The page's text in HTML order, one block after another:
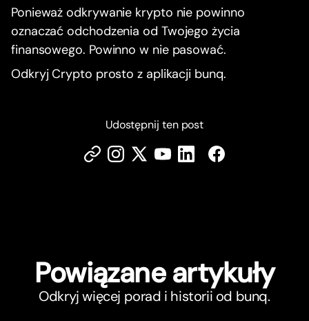
Ponieważ odkrywanie krypto nie powinno
oznaczać odchodzenia od Twojego życia
finansowego. Powinno w nie pasować.
Odkryj Crypto prosto z aplikacji bunq.
Udostępnij ten post
Powiązane artykuły
Odkryj więcej porad i historii od bunq.